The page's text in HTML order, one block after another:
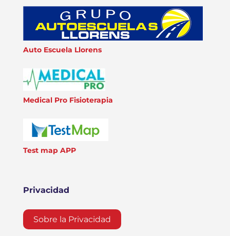
Auto Escuela Llorens
Medical Pro Fisioterapia
Test map APP
Privacidad
Sobre la Privacidad